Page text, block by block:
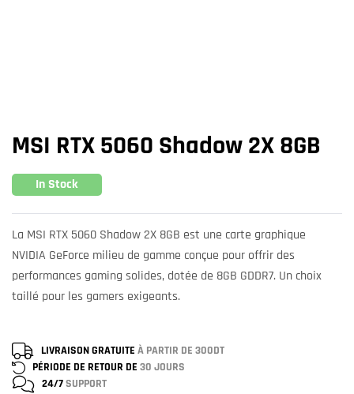
MSI RTX 5060 Shadow 2X 8GB
In Stock
La MSI RTX 5060 Shadow 2X 8GB est une carte graphique
NVIDIA GeForce milieu de gamme conçue pour offrir des
performances gaming solides, dotée de 8GB GDDR7. Un choix
taillé pour les gamers exigeants.
LIVRAISON GRATUITE À PARTIR DE 300DT
PÉRIODE DE RETOUR DE 30 JOURS
24/7SUPPORT